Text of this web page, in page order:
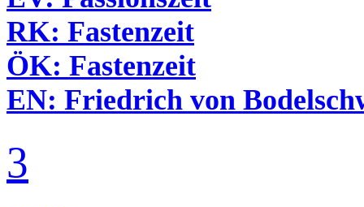
RK: Fastenzeit
ÖK: Fastenzeit
EN: Friedrich von
3